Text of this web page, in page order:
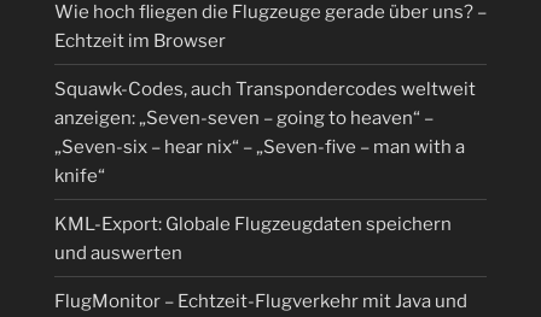
Wie hoch fliegen die Flugzeuge gerade über uns? –
Echtzeit im Browser
Squawk-Codes, auch Transpondercodes weltweit
anzeigen: „Seven-seven – going to heaven“ –
„Seven-six – hear nix“ – „Seven-five – man with a
knife“
KML-Export: Globale Flugzeugdaten speichern
und auswerten
FlugMonitor – Echtzeit-Flugverkehr mit Java und